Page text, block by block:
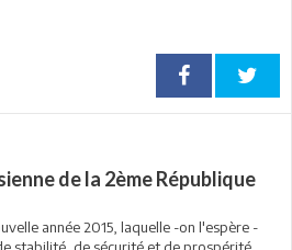
de la 2ème République
année 2015, laquelle -on l'espère -